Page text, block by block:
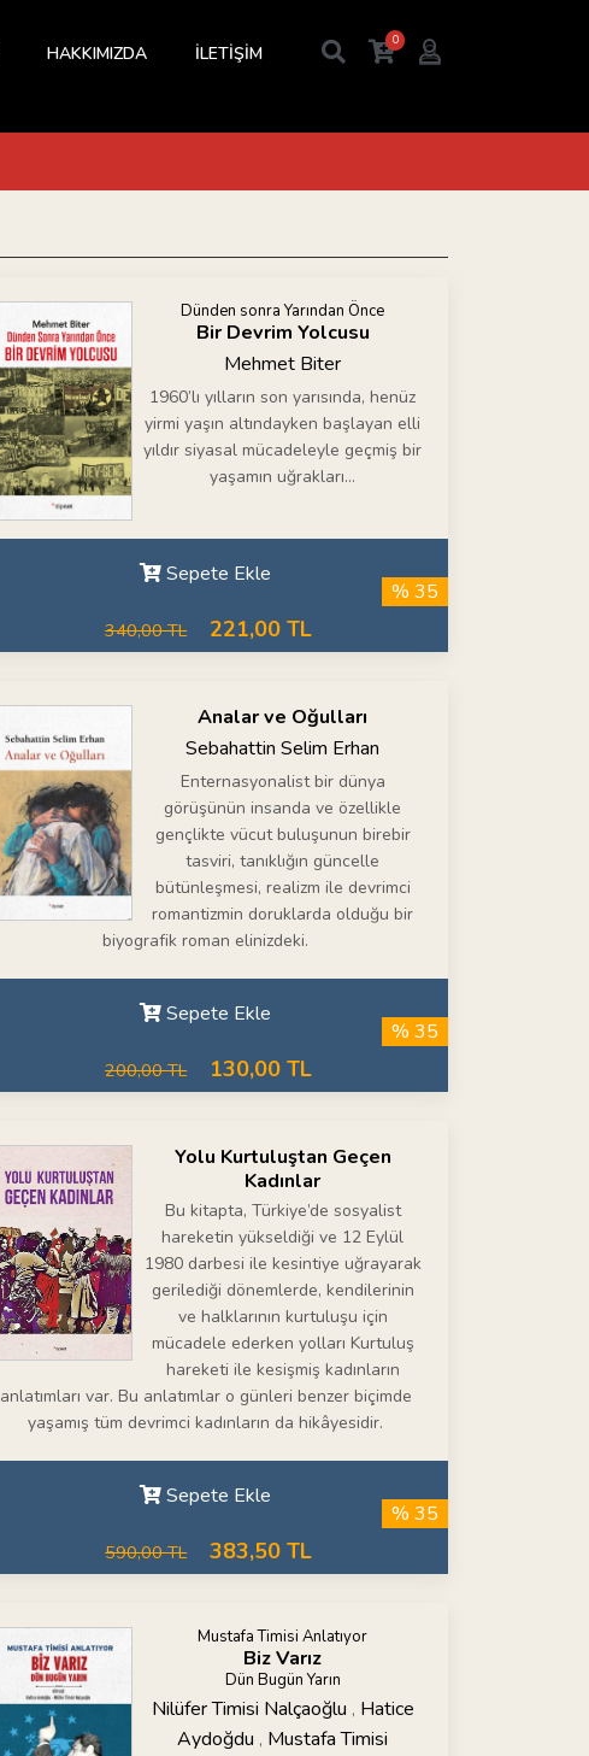
HAKKIMIZDA İLETİŞİM
0
Dünden sonra Yarından Önce
Bir Devrim Yolcusu
Mehmet Biter
1960’lı yılların son yarısında, henüz
yirmi yaşın altındayken başlayan elli
yıldır siyasal mücadeleyle geçmiş bir
yaşamın uğrakları…
Sepete Ekle
340,00 TL 221,00 TL
% 35
Analar ve Oğulları
Sebahattin Selim Erhan
Enternasyonalist bir dünya
görüşünün insanda ve özellikle
gençlikte vücut buluşunun birebir
tasviri, tanıklığın güncelle
bütünleşmesi, realizm ile devrimci
romantizmin doruklarda olduğu bir
biyografik roman elinizdeki.
Sepete Ekle
200,00 TL 130,00 TL
% 35
Yolu Kurtuluştan Geçen
Kadınlar
Bu kitapta, Türkiye’de sosyalist
hareketin yükseldiği ve 12 Eylül
1980 darbesi ile kesintiye uğrayarak
gerilediği dönemlerde, kendilerinin
ve halklarının kurtuluşu için
mücadele ederken yolları Kurtuluş
hareketi ile kesişmiş kadınların
anlatımları var. Bu anlatımlar o günleri benzer biçimde
yaşamış tüm devrimci kadınların da hikâyesidir.
Sepete Ekle
590,00 TL 383,50 TL
% 35
Mustafa Timisi Anlatıyor
Biz Varız
Dün Bugün Yarın
Nilüfer Timisi Nalçaoğlu , Hatice
Aydoğdu , Mustafa Timisi